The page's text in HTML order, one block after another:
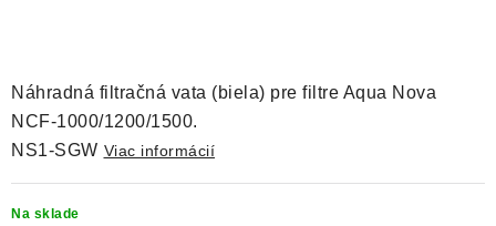
VÝPREDAJ
O nás Doprava a platba
Moja objednávka
Náhradná filtračná vata (biela) pre filtre Aqua Nova
NCF-1000/1200/1500.
NS1-SGW Viac informácií
Na sklade